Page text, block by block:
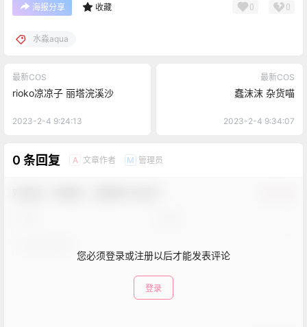
海报分享 收藏 0 0
水淼aqua
最新COS
rioko凉凉子 丽塔浣溪沙
2023-2-4 9:24:13
最新COS
蠢沫沫 杂货喵
2023-2-4 9:34:07
0 条回复 A 文章作者 M 管理员
您必须登录或注册以后才能发表评论
登录